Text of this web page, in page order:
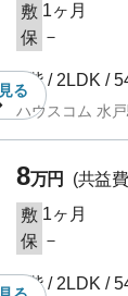
見る
敷 1ヶ月
保 －
2階 / 2LDK /
ハウスコム 水
8万円
(共益
敷 1ヶ月
保 －
2階 / 2LDK /